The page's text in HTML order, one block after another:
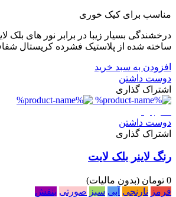
مناسب برای کیک خوری
درخشندگی بسیار زیبا در برابر نور های بلک
ساخته شده از پلاستیک فشرده کریستال
افزودن به سبد خرید
دوست داشتن
اشتراک گذاری
دوست داشتن
اشتراک گذاری
رنگ لاینر بلک لایت
0 تومان
(بدون مالیات)
قرمز نارنجی آبی سبز صورتی بنفش